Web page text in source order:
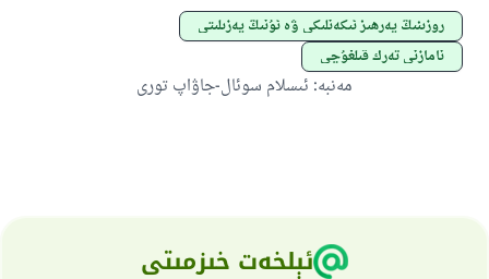
روزىنىڭ پەرھىز ئىكەنلىكى ۋە ئۇنىڭ پەزىلىتى
نامازنى تەرك قىلغۇچى
مەنبە: ئىسلام سوئال-جاۋاپ تورى
ئېلخەت خىزمىتى